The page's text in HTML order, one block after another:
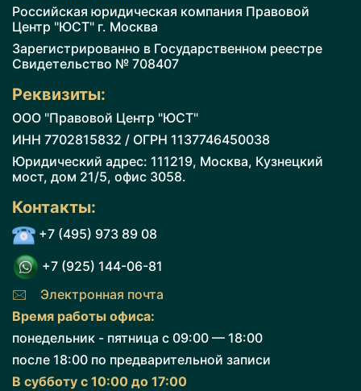
Российская юридическая компания Правовой
Центр "ЮСТ" г. Москва
Зарегистрированно в Государственном реестре
Cвидетельство № 708407
Реквизиты:
ООО "Правовой Центр "ЮСТ"
ИНН 7702815832 / ОГРН 1137746450038
Юридический адрес: 111219, Москва, Кузнецкий
мост, дом 21/5, офис 3058.
Контакты:
+7 (495) 973 89 08
+7 (925) 144-06-81
🖂 Электронная почта
Время работы офиса:
понедельник - пятница с 09:00 — 18:00
после 18:00 по предварительной записи
В субботу с 10:00 до 17:00